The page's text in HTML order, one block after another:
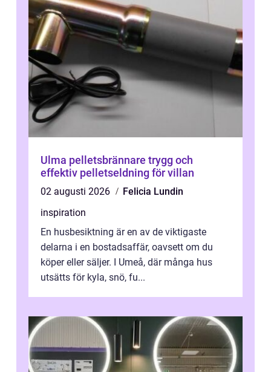
Ulma pelletsbrännare trygg och
effektiv pelletseldning för villan
02 augusti 2026
Felicia Lundin
inspiration
En husbesiktning är en av de viktigaste
delarna i en bostadsaffär, oavsett om du
köper eller säljer. I Umeå, där många hus
utsätts för kyla, snö, fu...